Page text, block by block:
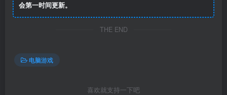
会第一时间更新。
THE END
电脑游戏
喜欢就支持一下吧